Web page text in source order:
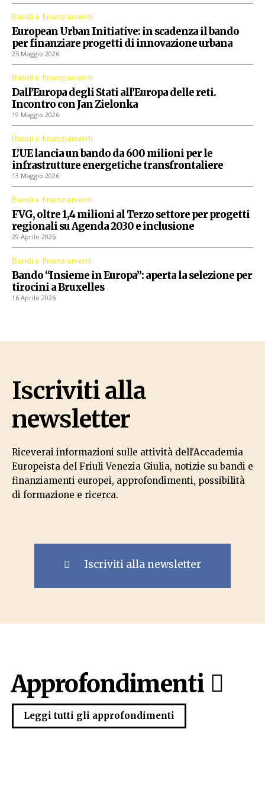
Bandi e finanziamenti
European Urban Initiative: in scadenza il bando
per finanziare progetti di innovazione urbana
25 Maggio 2026
Bandi e finanziamenti
Dall’Europa degli Stati all’Europa delle reti.
Incontro con Jan Zielonka
19 Maggio 2026
Bandi e finanziamenti
L’UE lancia un bando da 600 milioni per le
infrastrutture energetiche transfrontaliere
13 Maggio 2026
Bandi e finanziamenti
FVG, oltre 1,4 milioni al Terzo settore per progetti
regionali su Agenda 2030 e inclusione
29 Aprile 2026
Bandi e finanziamenti
Bando “Insieme in Europa”: aperta la selezione per
tirocini a Bruxelles
16 Aprile 2026
Iscriviti alla
newsletter
Riceverai informazioni sulle attività dell'Accademia
Europeista del Friuli Venezia Giulia, notizie su bandi e
finanziamenti europei, approfondimenti, possibilità
di formazione e ricerca.
Iscriviti alla newsletter
Approfondimenti
Leggi tutti gli approfondimenti